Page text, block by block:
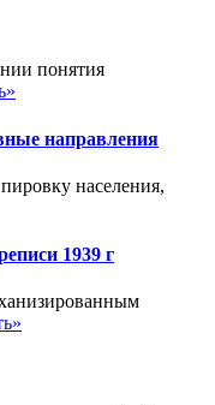
понятия
направления
населения,
1939 г